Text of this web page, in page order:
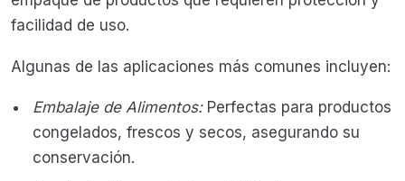
facilidad de uso.
Algunas de las aplicaciones más comunes incluyen:
Embalaje de Alimentos:Perfectas para productos
congelados, frescos y secos, asegurando su
conservación.